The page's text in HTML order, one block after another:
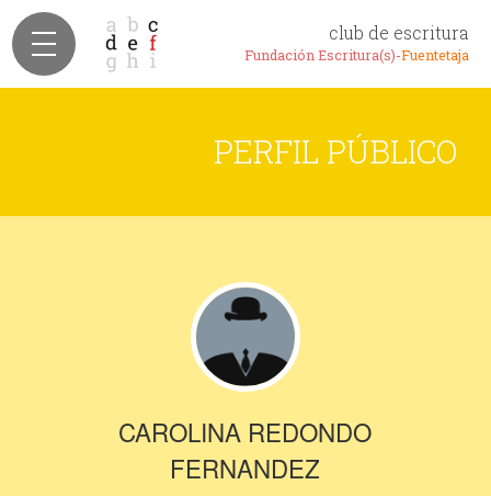
club de escritura
Fundación Escritura(s)-Fuentetaja
PERFIL PÚBLICO
CAROLINA REDONDO
FERNANDEZ